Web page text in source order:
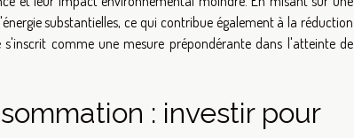
substantielles, ce qui contribue également à la réduction
comme une mesure prépondérante dans l'atteinte de
: investir pour